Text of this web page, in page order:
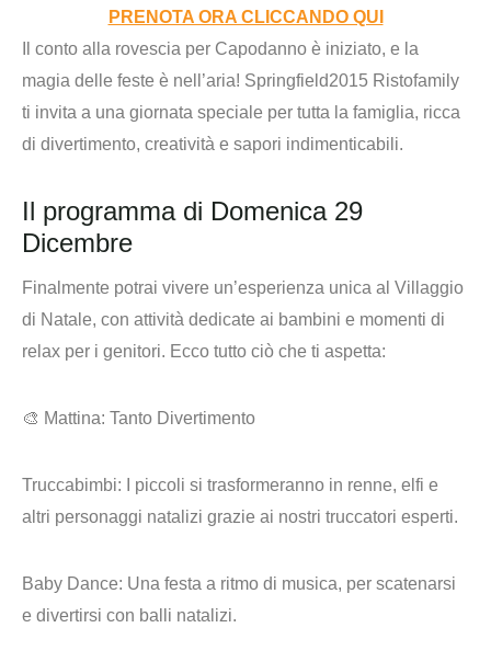
PRENOTA ORA CLICCANDO QUI
Il conto alla rovescia per Capodanno è iniziato, e la
magia delle feste è nell’aria! Springfield2015 Ristofamily
ti invita a una giornata speciale per tutta la famiglia, ricca
di divertimento, creatività e sapori indimenticabili.
Il programma di Domenica 29
Dicembre
Finalmente potrai vivere un’esperienza unica al Villaggio
di Natale, con attività dedicate ai bambini e momenti di
relax per i genitori. Ecco tutto ciò che ti aspetta:
🎨 Mattina: Tanto Divertimento
Truccabimbi: I piccoli si trasformeranno in renne, elfi e
altri personaggi natalizi grazie ai nostri truccatori esperti.
Baby Dance: Una festa a ritmo di musica, per scatenarsi
e divertirsi con balli natalizi.